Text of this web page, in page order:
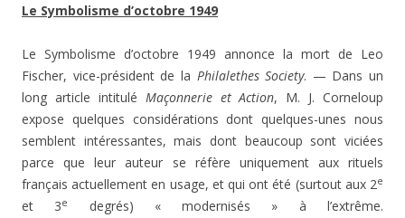
Le Symbolisme d’octobre 1949
Le Symbolisme d’octobre 1949 annonce la mort de Leo
Fischer, vice-président de la Philalethes Society. — Dans un
long article intitulé Maçonnerie et Action, M. J. Corneloup
expose quelques considérations dont quelques-unes nous
semblent intéressantes, mais dont beaucoup sont viciées
parce que leur auteur se réfère uniquement aux rituels
français actuellement en usage, et qui ont été (surtout aux 2e
et 3e
degrés) « modernisés » à l’extrême.